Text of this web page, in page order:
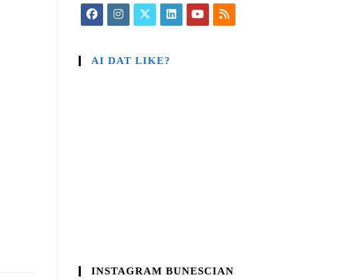
AI DAT LIKE?
INSTAGRAM BUNESCIAN